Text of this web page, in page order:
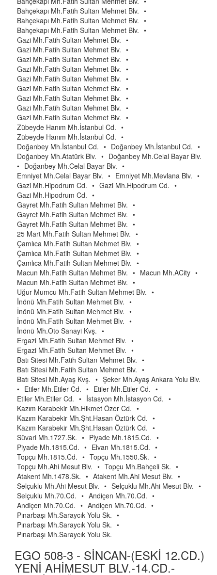
Bahçekapı Mh.Fatih Sultan Mehmet Blv. •
Bahçekapı Mh.Fatih Sultan Mehmet Blv. •
Bahçekapı Mh.Fatih Sultan Mehmet Blv. •
Gazi Mh.Fatih Sultan Mehmet Blv. •
Gazi Mh.Fatih Sultan Mehmet Blv. •
Gazi Mh.Fatih Sultan Mehmet Blv. •
Gazi Mh.Fatih Sultan Mehmet Blv. •
Gazi Mh.Fatih Sultan Mehmet Blv. •
Gazi Mh.Fatih Sultan Mehmet Blv. •
Gazi Mh.Fatih Sultan Mehmet Blv. •
Gazi Mh.Fatih Sultan Mehmet Blv. •
Gazi Mh.Fatih Sultan Mehmet Blv. •
Zübeyde Hanım Mh.İstanbul Cd. •
Zübeyde Hanım Mh.İstanbul Cd. •
Doğanbey Mh.İstanbul Cd. • Doğanbey Mh.İstanbul Cd. •
Doğanbey Mh.Atatürk Blv. • Doğanbey Mh.Celal Bayar Blv.
• Doğanbey Mh.Celal Bayar Blv. •
Emniyet Mh.Celal Bayar Blv. • Emniyet Mh.Mevlana Blv. •
Gazi Mh.Hipodrum Cd. • Gazi Mh.Hipodrum Cd. •
Gazi Mh.Hipodrum Cd. •
Gayret Mh.Fatih Sultan Mehmet Blv. •
Gayret Mh.Fatih Sultan Mehmet Blv. •
Gayret Mh.Fatih Sultan Mehmet Blv. •
25 Mart Mh.Fatih Sultan Mehmet Blv. •
Çamlıca Mh.Fatih Sultan Mehmet Blv. •
Çamlıca Mh.Fatih Sultan Mehmet Blv. •
Çamlıca Mh.Fatih Sultan Mehmet Blv. •
Macun Mh.Fatih Sultan Mehmet Blv. • Macun Mh.ACity •
Macun Mh.Fatih Sultan Mehmet Blv. •
Uğur Mumcu Mh.Fatih Sultan Mehmet Blv. •
İnönü Mh.Fatih Sultan Mehmet Blv. •
İnönü Mh.Fatih Sultan Mehmet Blv. •
İnönü Mh.Fatih Sultan Mehmet Blv. •
İnönü Mh.Oto Sanayi Kvş. •
Ergazi Mh.Fatih Sultan Mehmet Blv. •
Ergazi Mh.Fatih Sultan Mehmet Blv. •
Batı Sitesi Mh.Fatih Sultan Mehmet Blv. •
Batı Sitesi Mh.Fatih Sultan Mehmet Blv. •
Batı Sitesi Mh.Ayaş Kvş. • Şeker Mh.Ayaş Ankara Yolu Blv.
• Etiler Mh.Etiler Cd. • Etiler Mh.Etiler Cd. •
Etiler Mh.Etiler Cd. • İstasyon Mh.İstasyon Cd. •
Kazım Karabekir Mh.Hikmet Özer Cd. •
Kazım Karabekir Mh.Şht.Hasan Öztürk Cd. •
Kazım Karabekir Mh.Şht.Hasan Öztürk Cd. •
Süvari Mh.1727.Sk. • Piyade Mh.1815.Cd. •
Piyade Mh.1815.Cd. • Elvan Mh.1815.Cd. •
Topçu Mh.1815.Cd. • Topçu Mh.1550.Sk. •
Topçu Mh.Ahi Mesut Blv. • Topçu Mh.Bahçeli Sk. •
Atakent Mh.1478.Sk. • Atakent Mh.Ahi Mesut Blv. •
Selçuklu Mh.Ahi Mesut Blv. • Selçuklu Mh.Ahi Mesut Blv. •
Selçuklu Mh.70.Cd. • Andiçen Mh.70.Cd. •
Andiçen Mh.70.Cd. • Andiçen Mh.70.Cd. •
Pınarbaşı Mh.Saraycık Yolu Sk. •
Pınarbaşı Mh.Saraycık Yolu Sk. •
Pınarbaşı Mh.Saraycık Yolu Sk.
EGO 508-3 - SİNCAN-(ESKİ 12.CD.)
YENİ AHİMESUT BLV.-14.CD.-